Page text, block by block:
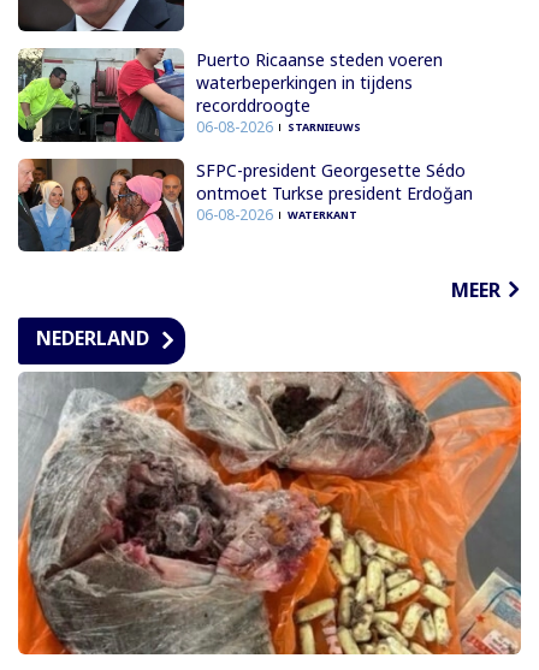
Puerto Ricaanse steden voeren
waterbeperkingen in tijdens
recorddroogte
06-08-2026 STARNIEUWS
SFPC-president Georgesette Sédo
ontmoet Turkse president Erdoğan
06-08-2026 WATERKANT
MEER
NEDERLAND